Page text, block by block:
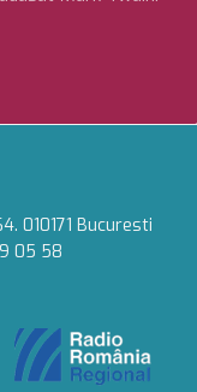
010171 Bucuresti
05 58